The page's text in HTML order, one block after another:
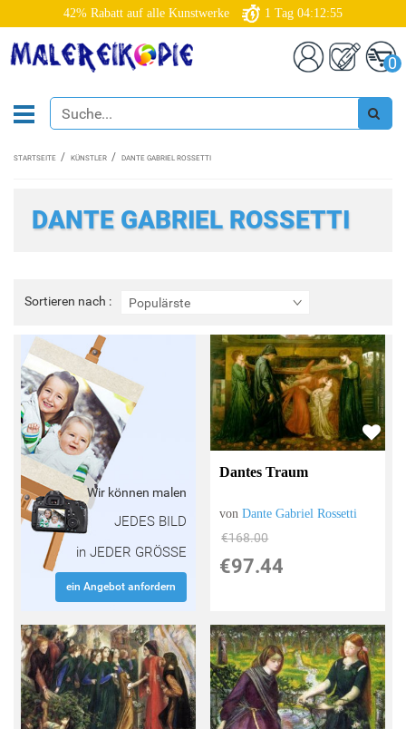
42% Rabatt auf alle Kunstwerke 1 Tag 04:12:52
0
STARTSEITE KÜNSTLER DANTE GABRIEL ROSSETTI
DANTE GABRIEL ROSSETTI
Sortieren nach : Populärste
Sortieren
nach
Wir können malen
JEDES BILD
in JEDER GRÖSSE
ein Angebot anfordern
Dantes Traum
vonDante Gabriel Rossetti
€168.00
€97.44